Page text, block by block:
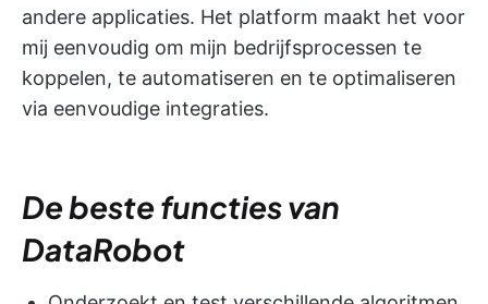
andere applicaties. Het platform maakt het voor
mij eenvoudig om mijn bedrijfsprocessen te
koppelen, te automatiseren en te optimaliseren
via eenvoudige integraties.
De beste functies van
DataRobot